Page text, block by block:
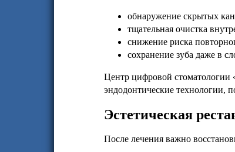
обнаружение скрытых
тщательная очистка
снижение риска
сохранение зуба даже в
Центр цифровой
эндодонтические технологии,
Эстетическая
После лечения важно